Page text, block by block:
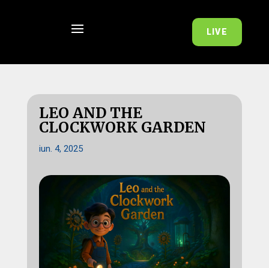
LIVE
LEO AND THE
CLOCKWORK GARDEN
iun. 4, 2025